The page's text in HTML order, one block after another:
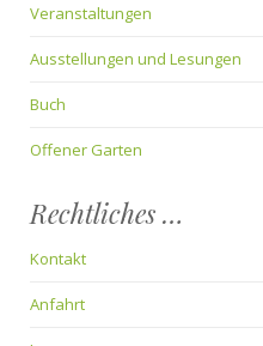
Veranstaltungen
Ausstellungen und Lesungen
Buch
Offener Garten
Rechtliches …
Kontakt
Anfahrt